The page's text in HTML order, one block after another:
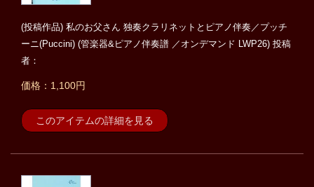
(投稿作品) 私のお父さん 独奏クラリネットとピアノ伴奏／プッチ
ーニ(Puccini) (管楽器&ピアノ伴奏譜 ／オンデマンド LWP26) 投稿
者：
価格：1,100円
このアイテムの詳細を見る